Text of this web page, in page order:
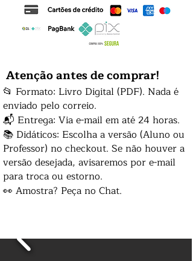
Atenção antes de comprar!
📂 Formato: Livro Digital (PDF). Nada é
enviado pelo correio.
📬 Entrega: Via e-mail em até 24 horas.
📚 Didáticos: Escolha a versão (Aluno ou
Professor) no checkout. Se não houver a
versão desejada, avisaremos por e-mail
para troca ou estorno.
👀 Amostra? Peça no Chat.